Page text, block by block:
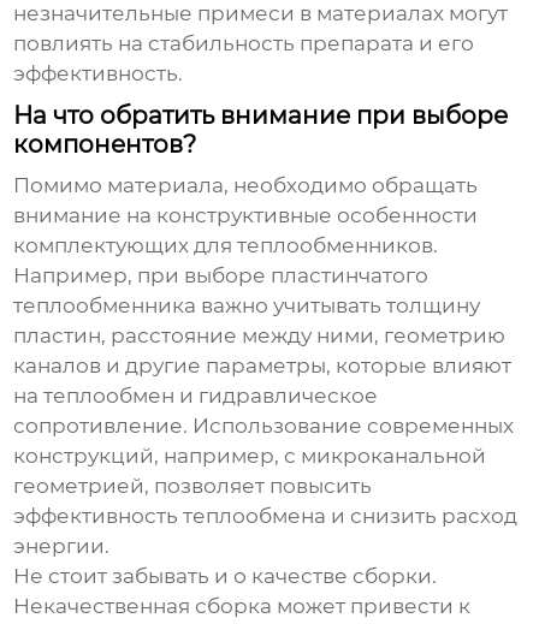
незначительные примеси в материалах могут
повлиять на стабильность препарата и его
эффективность.
На что обратить внимание при выборе
компонентов?
Помимо материала, необходимо обращать
внимание на конструктивные особенности
комплектующих для теплообменников.
Например, при выборе пластинчатого
теплообменника важно учитывать толщину
пластин, расстояние между ними, геометрию
каналов и другие параметры, которые влияют
на теплообмен и гидравлическое
сопротивление. Использование современных
конструкций, например, с микроканальной
геометрией, позволяет повысить
эффективность теплообмена и снизить расход
энергии.
Не стоит забывать и о качестве сборки.
Некачественная сборка может привести к